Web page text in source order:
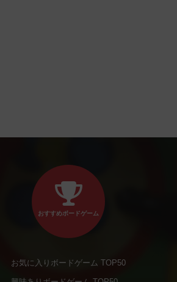
おすすめボードゲーム
お気に入りボードゲーム TOP50